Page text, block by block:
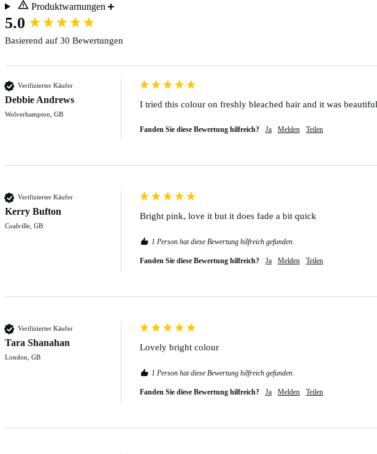
Produktwarnungen
5.0
Basierend auf 30 Bewertungen
Verifizierter Käufer
Debbie Andrews
Wolverhampton, GB
I tried this colour on freshly bleached hair and it was
Fanden Sie diese Bewertung hilfreich? Ja Melden Teilen
Verifizierter Käufer
Kerry Bufton
Coalville, GB
Bright pink, love it but it does fade a bit quick
1 Person hat diese Bewertung hilfreich gefunden.
Fanden Sie diese Bewertung hilfreich? Ja Melden Teilen
Verifizierter Käufer
Tara Shanahan
London, GB
Lovely bright colour
1 Person hat diese Bewertung hilfreich gefunden.
Fanden Sie diese Bewertung hilfreich? Ja Melden Teilen
New content loaded